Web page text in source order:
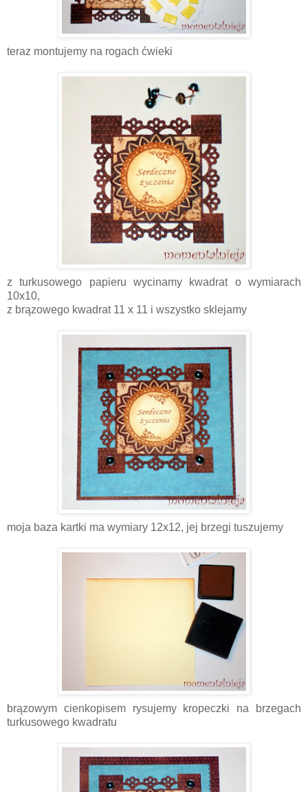
teraz montujemy na rogach ćwieki
z turkusowego papieru wycinamy kwadrat o wymiarach
10x10,
z brązowego kwadrat 11 x 11 i wszystko sklejamy
moja baza kartki ma wymiary 12x12, jej brzegi tuszujemy
brązowym cienkopisem rysujemy kropeczki na brzegach
turkusowego kwadratu